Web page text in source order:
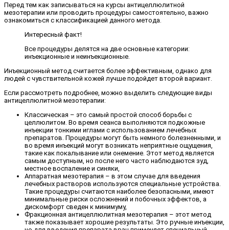
Перед тем как записываться на курсы антицеллюлитной
мезотерапии или проводить процедуры самостоятельно, важно
ознакомиться с классификацией данного метода.
Интересный факт!
Все процедуры делятся на две основные категории:
инъекционные и неинъекционные.
Инъекционный метод считается более эффективным, однако для
людей с чувствительной кожей лучше подойдет второй вариант.
Если рассмотреть подробнее, можно выделить следующие виды
антицеллюлитной мезотерапии:
Классическая – это самый простой способ борьбы с
целлюлитом. Во время сеанса выполняются подкожные
инъекции тонкими иглами с использованием лечебных
препаратов. Процедуры могут быть немного болезненными, и
во время инъекций могут возникать неприятные ощущения,
такие как покалывание или онемение. Этот метод является
самым доступным, но после него часто наблюдаются зуд,
местное воспаление и синяки,
Аппаратная мезотерапия – в этом случае для введения
лечебных растворов используются специальные устройства.
Такие процедуры считаются наиболее безопасными, имеют
минимальные риски осложнений и побочных эффектов, а
дискомфорт сведен к минимуму,
Фракционная антицеллюлитная мезотерапия – этот метод
также показывает хорошие результаты. Это ручные инъекции,